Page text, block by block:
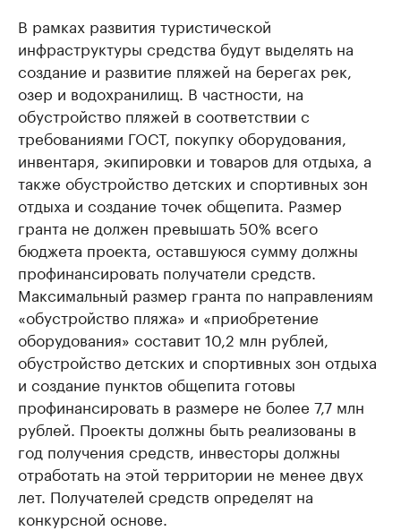
В рамках развития туристической
инфраструктуры средства будут выделять на
создание и развитие пляжей на берегах рек,
озер и водохранилищ. В частности, на
обустройство пляжей в соответствии с
требованиями ГОСТ, покупку оборудования,
инвентаря, экипировки и товаров для отдыха, а
также обустройство детских и спортивных зон
отдыха и создание точек общепита. Размер
гранта не должен превышать 50% всего
бюджета проекта, оставшуюся сумму должны
профинансировать получатели средств.
Максимальный размер гранта по направлениям
«обустройство пляжа» и «приобретение
оборудования» составит 10,2 млн рублей,
обустройство детских и спортивных зон отдыха
и создание пунктов общепита готовы
профинансировать в размере не более 7,7 млн
рублей. Проекты должны быть реализованы в
год получения средств, инвесторы должны
отработать на этой территории не менее двух
лет. Получателей средств определят на
конкурсной основе.